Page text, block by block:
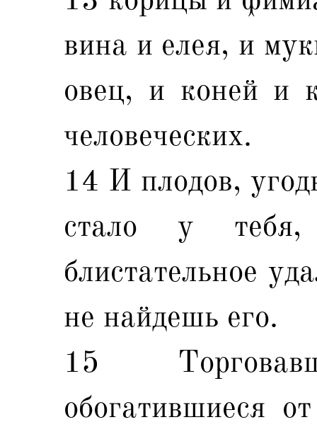
вина и елея, и
овец, и коней и
человеческих.
14 И плодов,
стало у
блистательное
не найдешь его.
15
обогатившиеся